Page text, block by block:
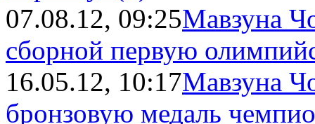
07.08.12, 09:25Мавзуна
сборной первую
16.05.12, 10:17Мавзуна
бронзовую медаль